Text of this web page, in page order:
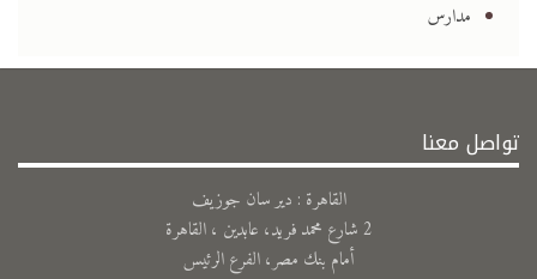
مدارس
تواصل معنا
القاهرة : دير سان جوزيف
2 شارع محمد فريد، عابدين ، القاهرة
أمام بنك مصر، الفرع الرئيس